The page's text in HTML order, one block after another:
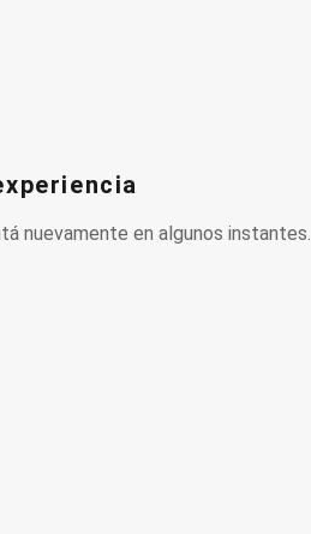
nuevamente en algunos instantes.